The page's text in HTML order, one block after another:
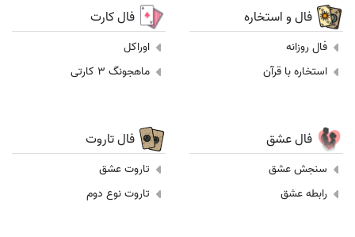
فال و استخاره
فال روزانه
استخاره با قرآن
فال کارت
اوراکل
ماهجونگ 3 کارتی
فال عشق
سنجش عشق
رابطه عشق
فال تاروت
تاروت عشق
تاروت نوع دوم